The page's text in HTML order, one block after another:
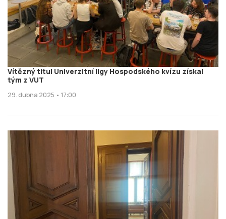
Vítězný titul Univerzitní ligy Hospodského kvízu získal
tým z VUT
29. dubna 2025 • 17:00